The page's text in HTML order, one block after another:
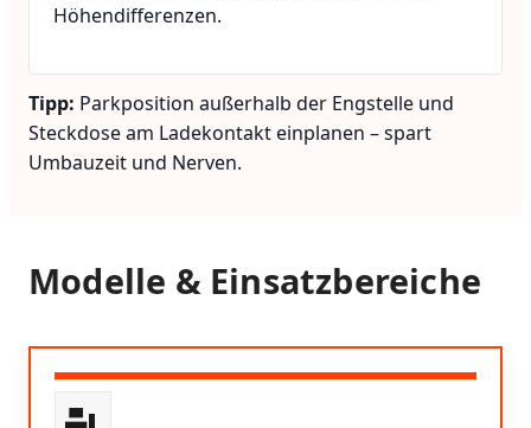
Höhendifferenzen.
Tipp: Parkposition außerhalb der Engstelle und
Steckdose am Ladekontakt einplanen – spart
Umbauzeit und Nerven.
Modelle & Einsatzbereiche